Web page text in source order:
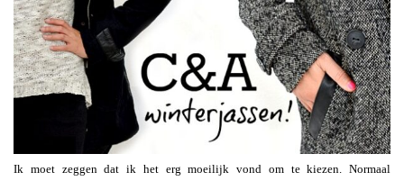
Ik moet zeggen dat ik het erg moeilijk vond om te kiezen. Normaal